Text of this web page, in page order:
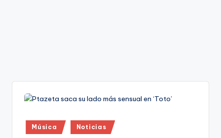
Publicado
en
Música Noticias